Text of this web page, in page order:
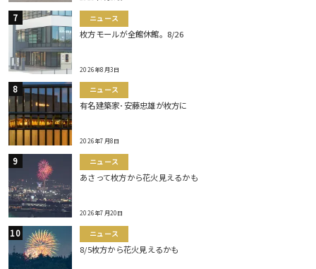
ニュース
枚方モールが全館休館。8/26
2026年8月3日
ニュース
有名建築家･安藤忠雄が枚方に
2026年7月8日
ニュース
あさって枚方から花火見えるかも
2026年7月20日
ニュース
8/5枚方から花火見えるかも